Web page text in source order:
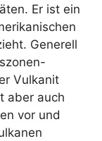
Er ist ein
Generell
Vulkanit
aber auch
vor und